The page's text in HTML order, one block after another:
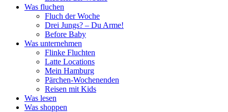
Was fluchen
Fluch der Woche
Drei Jungs? – Du Arme!
Before Baby
Was unternehmen
Flinke Fluchten
Latte Locations
Mein Hamburg
Pärchen-Wochenenden
Reisen mit Kids
Was lesen
Was shoppen